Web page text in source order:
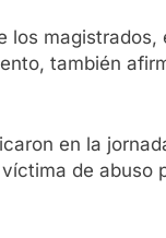
los
también
en la
de abuso